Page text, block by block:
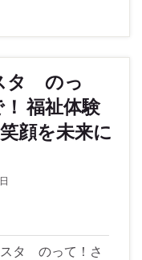
タ のっ
福祉体験
顔を未来に
タ のって！さ